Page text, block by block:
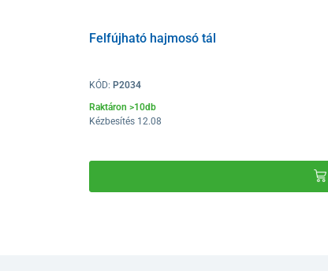
Felfújható hajmosó tál
KÓD: P2034
Raktáron >10db
Kézbesítés 12.08